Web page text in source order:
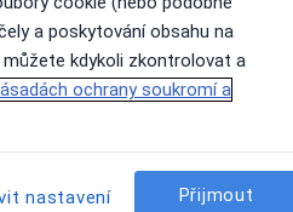
a poskytování obsahu na
kdykoli zkontrolovat a
ochrany soukromí a
nastavení Přijmout